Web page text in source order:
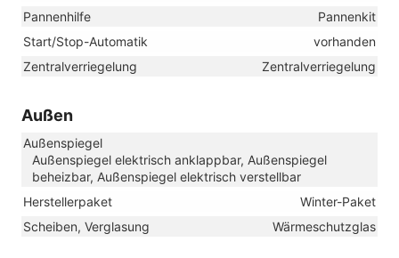
Pannenhilfe
Pannenkit
Start/Stop-Automatik
vorhanden
Zentralverriegelung
Zentralverriegelung
Außen
Außenspiegel
Außenspiegel elektrisch anklappbar, Außenspiegel
beheizbar, Außenspiegel elektrisch verstellbar
Herstellerpaket
Winter-Paket
Scheiben, Verglasung
Wärmeschutzglas